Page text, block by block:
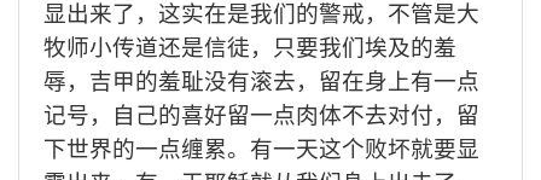
显出来了，这实在是我们的警戒，不管是大
牧师小传道还是信徒，只要我们埃及的羞
辱，吉甲的羞耻没有滚去，留在身上有一点
记号，自己的喜好留一点肉体不去对付，留
下世界的一点缠累。有一天这个败坏就要显